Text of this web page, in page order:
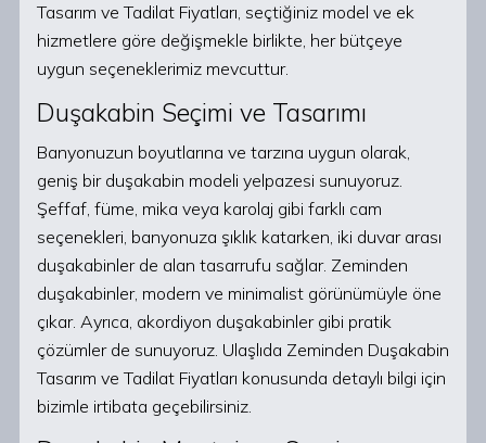
Tasarım ve Tadilat Fiyatları, seçtiğiniz model ve ek
hizmetlere göre değişmekle birlikte, her bütçeye
uygun seçeneklerimiz mevcuttur.
Duşakabin Seçimi ve Tasarımı
Banyonuzun boyutlarına ve tarzına uygun olarak,
geniş bir duşakabin modeli yelpazesi sunuyoruz.
Şeffaf, füme, mika veya karolaj gibi farklı cam
seçenekleri, banyonuza şıklık katarken, iki duvar arası
duşakabinler de alan tasarrufu sağlar. Zeminden
duşakabinler, modern ve minimalist görünümüyle öne
çıkar. Ayrıca, akordiyon duşakabinler gibi pratik
çözümler de sunuyoruz. Ulaşlıda Zeminden Duşakabin
Tasarım ve Tadilat Fiyatları konusunda detaylı bilgi için
bizimle irtibata geçebilirsiniz.